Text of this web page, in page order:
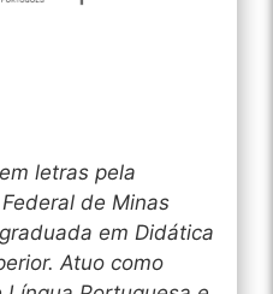
letras pela
de Minas
em Didática
Atuo como